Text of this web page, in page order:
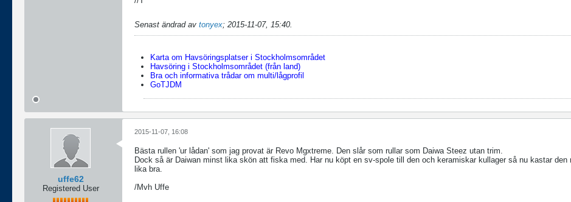
Senast ändrad av tonyex; 2015-11-07, 15:40.
Karta om Havsöringsplatser i Stockholmsområdet
Havsöring i Stockholmsområdet (från land)
Bra och informativa trådar om multi/lågprofil
GoTJDM
uffe62
Registered User
2015-11-07, 16:08
Bästa rullen 'ur lådan' som jag provat är Revo Mgxtreme. Den slår som rullar som Daiwa Steez utan trim.
Dock så är Daiwan minst lika skön att fiska med. Har nu köpt en sv-spole till den och keramiskar kullager så nu kastar den
lika bra.
/Mvh Uffe